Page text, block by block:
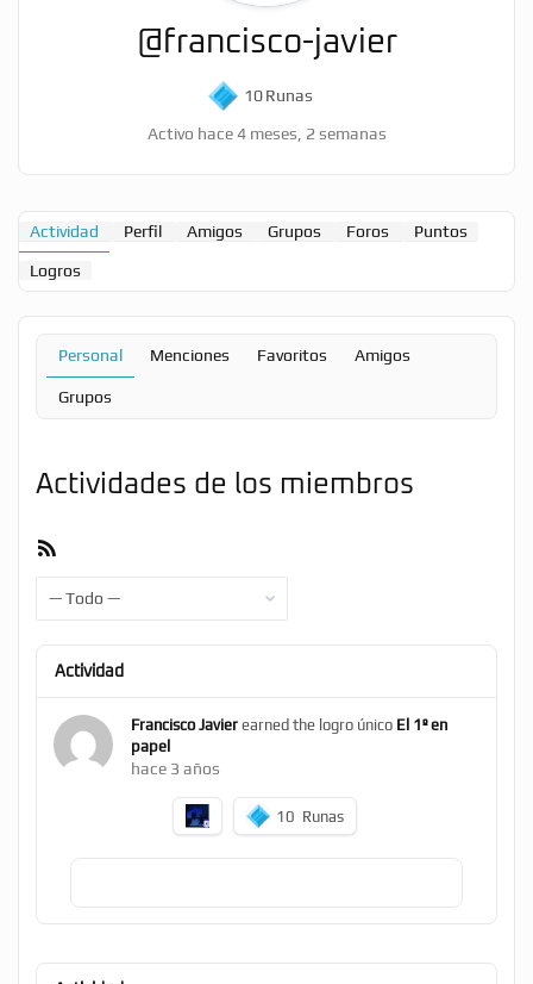
@francisco-javier
10Runas
Activo hace 4 meses, 2 semanas
Actividad Perfil Amigos Grupos Foros Puntos
Logros
Personal Menciones Favoritos Amigos
Grupos
Actividades de los miembros
Actividad
Francisco Javier earned the logro único El 1º en
papel
hace 3 años
10 Runas